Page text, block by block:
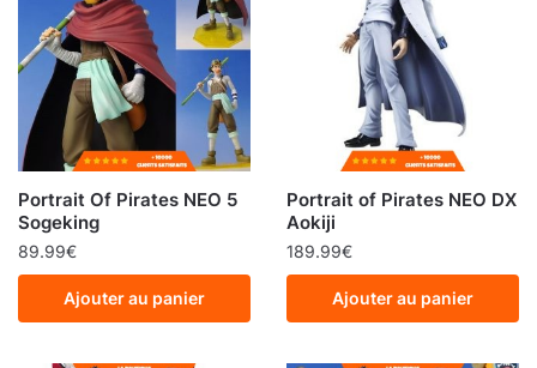
Portrait Of Pirates NEO 5
Sogeking
89.99€
Ajouter au panier
Portrait of Pirates NEO DX
Aokiji
189.99€
Ajouter au panier